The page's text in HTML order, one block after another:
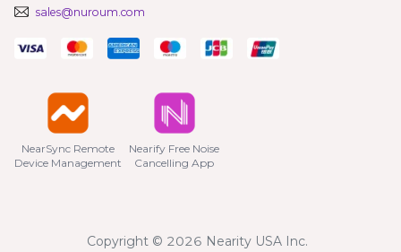
sales@nuroum.com
NearSync Remote
Device Management
Nearify Free Noise
Cancelling App
Copyright © 2026 Nearity USA Inc.